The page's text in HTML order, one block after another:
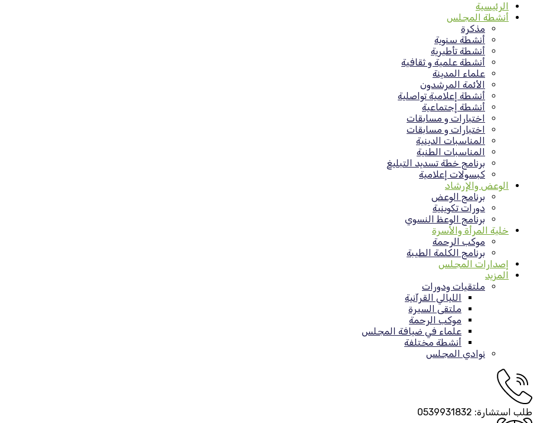
الرئيسية
أنشطة المجلس
مذكرة
أنشطة سنوية
أنشطة تأطيرية
أنشطة علمية و ثقافية
علماء المدينة
الأئمة المرشدون
أنشطة إعلامية تواصلية
أنشطة إجتماعية
اختبارات و مسابقات
اختبارات و مسابقات
المناسبات الدينية
المناسبات الطنية
برنامج خطة تسديد التبليغ
كبسولات إعلامية
الوعض والإرشاد
برنامج الوعض
دورات تكوينية
برنامج الوعظ النسوي
خلية المرأة والأسرة
موكب الرحمة
برنامج الكلمة الطيبة
إصدارات المجلس
المزيد
ملتقيات ودورات
الليالي القرآنية
ملتقى السيرة
موكب الرحمة
علماء في ضيافة المجلس
أنشطة مختلفة
نوادي المجلس
طلب استشارة: 0539931832